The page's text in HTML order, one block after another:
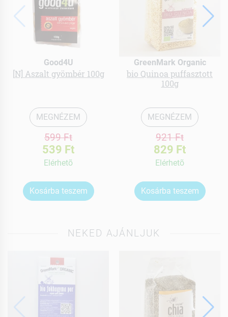
Good4U
[N] Aszalt gyömbér 100g
MEGNÉZEM
599 Ft
539 Ft
Elérhetõ
Kosárba teszem
GreenMark Organic
bio Quinoa puffasztott
100g
MEGNÉZEM
921 Ft
829 Ft
Elérhetõ
Kosárba teszem
NEKED AJÁNLJUK